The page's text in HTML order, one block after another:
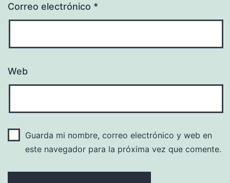
Correo electrónico *
Web
Guarda mi nombre, correo electrónico y web en
este navegador para la próxima vez que comente.